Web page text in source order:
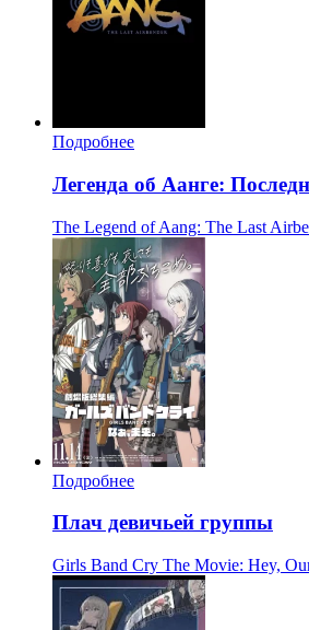
Подробнее
Легенда об Аанге:
The Legend of Aang: The Last
Подробнее
Плач девичьей группы
Girls Band Cry The Movie: Hey,